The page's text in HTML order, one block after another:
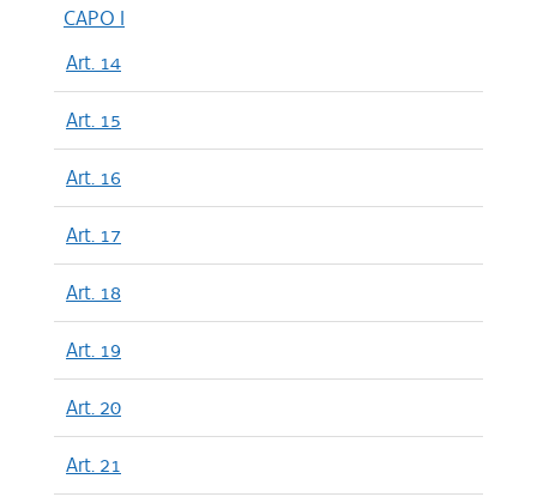
CAPO I
Art. 14
Art. 15
Art. 16
Art. 17
Art. 18
Art. 19
Art. 20
Art. 21